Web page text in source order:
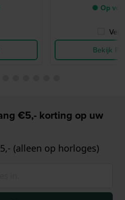
● Op
Bekijk
€5,- korting op uw
(alleen op horloges)